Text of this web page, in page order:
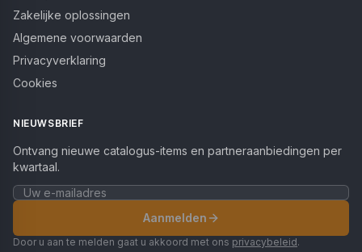
Zakelijke oplossingen
Algemene voorwaarden
Privacyverklaring
Cookies
NIEUWSBRIEF
Ontvang nieuwe catalogus-items en partneraanbiedingen per
kwartaal.
Aanmelden
Door u aan te melden gaat u akkoord met ons privacybeleid.